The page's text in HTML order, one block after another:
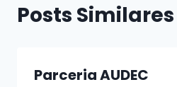
Posts Similares
Parceria AUDEC